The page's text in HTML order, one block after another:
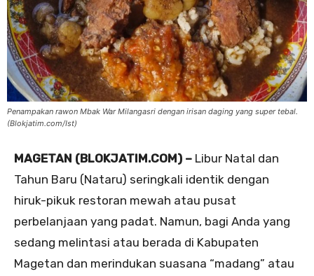
Penampakan rawon Mbak War Milangasri dengan irisan daging yang super tebal.
(Blokjatim.com/Ist)
MAGETAN (BLOKJATIM.COM) – Libur Natal dan
Tahun Baru (Nataru) seringkali identik dengan
hiruk-pikuk restoran mewah atau pusat
perbelanjaan yang padat. Namun, bagi Anda yang
sedang melintasi atau berada di Kabupaten
Magetan dan merindukan suasana “madang” atau